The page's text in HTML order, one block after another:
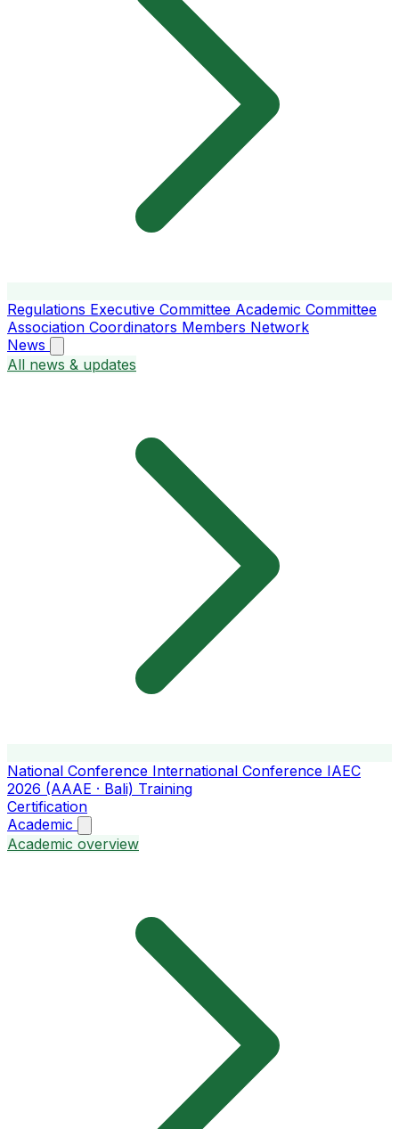
Regulations Executive Committee Academic Committee
Association Coordinators Members Network
News
All news & updates
National Conference International Conference IAEC
2026 (AAAE · Bali) Training
Certification
Academic
Academic overview